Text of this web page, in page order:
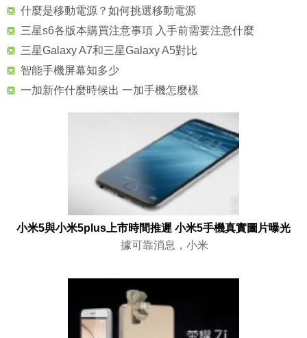
什麼是移動電源？如何挑選移動電源
三星s6各版本購買注意事項 入手前需要注意什麼
三星Galaxy A7和三星Galaxy A5對比
智能手機屏幕知多少
一加新作什麼時候出 一加手機怎麼樣
小米5與小米5plus上市時間推遲 小米5手機真實圖片曝光
據可靠消息，小米